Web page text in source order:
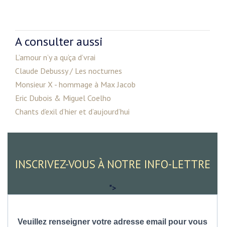
A consulter aussi
L’amour n’y a qu’ça d’vrai
Claude Debussy / Les nocturnes
Monsieur X - hommage à Max Jacob
Eric Dubois & Miguel Coelho
Chants d’exil d’hier et d’aujourd’hui
INSCRIVEZ-VOUS À NOTRE INFO-LETTRE
">
Veuillez renseigner votre adresse email pour vous